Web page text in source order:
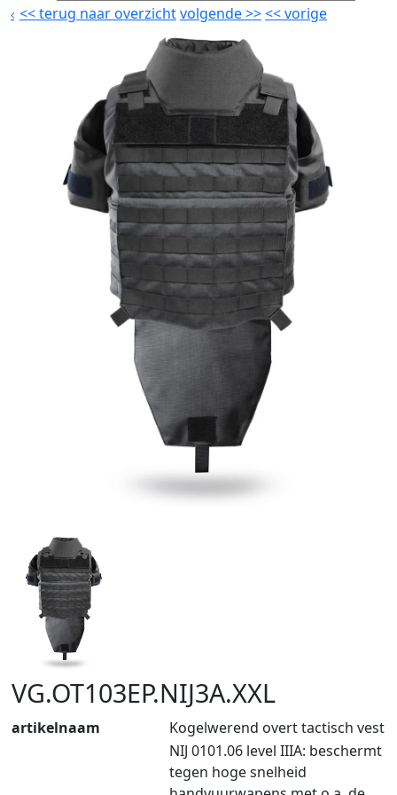
<<terug naar overzichtvolgende>><<vorige
VG.OT103EP.NIJ3A.XXL
artikelnaam Kogelwerend overt tactisch vest
NIJ 0101.06 level IIIA: beschermt
tegen hoge snelheid